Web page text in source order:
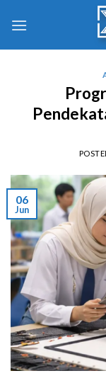
06
Jun